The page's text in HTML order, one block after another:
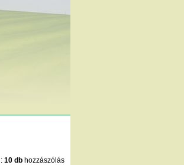
10 db hozzászólás